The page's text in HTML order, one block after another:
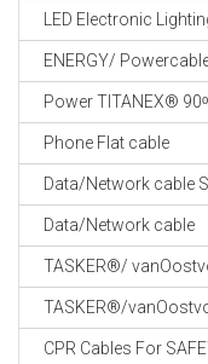
LED Electronic
ENERGY/
Power TITANEX®
Phone Flat cable
Data/Network cable
Data/Network cable
TASKER®/
TASKER®/
CPR Cables For